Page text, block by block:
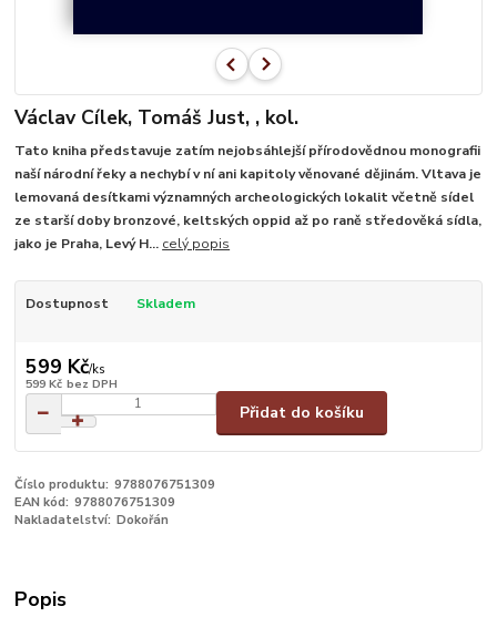
Václav Cílek, Tomáš Just, , kol.
Tato kniha představuje zatím nejobsáhlejší přírodovědnou monografii
naší národní řeky a nechybí v ní ani kapitoly věnované dějinám. Vltava je
lemovaná desítkami významných archeologických lokalit včetně sídel
ze starší doby bronzové, keltských oppid až po raně středověká sídla,
jako je Praha, Levý H... celý popis
Dostupnost Skladem
599 Kč/ks
599 Kč bez DPH
Přidat do košíku
Číslo produktu: 9788076751309
EAN kód: 9788076751309
Nakladatelství: Dokořán
Popis